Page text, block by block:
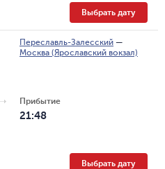
Выбрать дату
Переславль-Залесский —
Москва (Ярославский вокзал)
Прибытие
21:48
Выбрать дату